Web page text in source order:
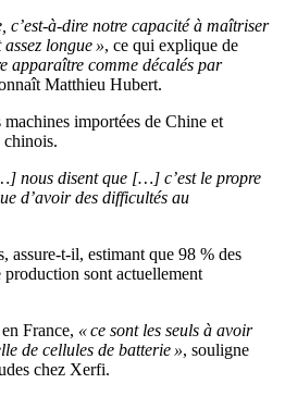
c’est-à-dire notre capacité à maîtriser
longue », ce qui explique de
apparaître comme décalés par
Matthieu Hubert.
importées de Chine et
chinois.
nous disent que […] c’est le propre
d’avoir des difficultés au
assure-t-il, estimant que 98 % des
sont actuellement
France, « ce sont les seuls à avoir
de cellules de batterie », souligne
chez Xerfi.